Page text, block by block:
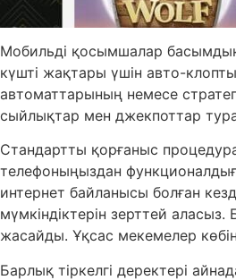
Мобильді қосымшалар
күшті жақтары үшін авто-
автоматтарының немесе
сыйлықтар мен джекпоттар
Стандартты қорғаныс
телефоныңыздан
интернет байланысы болған
мүмкіндіктерін зерттей
жасайды. Ұқсас мекемелер
Барлық тіркелгі деректері